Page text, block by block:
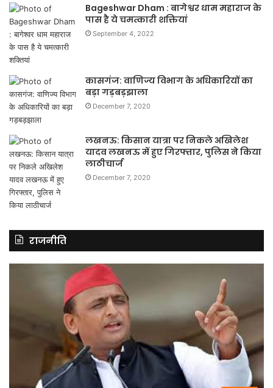
Bageshwar Dham : बागेश्वर धाम महाराज के
पास है ये चमत्कारी शक्तियां
September 4, 2022
कासगंज: वाणिज्य विभाग के अधिकारियों का
बड़ा गड़बड़झाला
December 7, 2020
लखनऊ: किसान यात्रा पर निकले अखिलेश
यादव लखनऊ में हुए गिरफ्तार, पुलिस ने किया
लाठीचार्ज
December 7, 2020
राजनीति